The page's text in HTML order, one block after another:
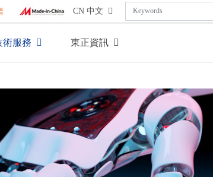
CN 中文
術服務 東正資訊